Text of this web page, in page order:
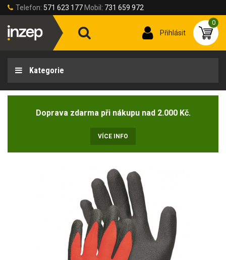
Telefon: 571 623 177 Mobil: 731 659 972
Přihlásit
0
Kategorie
Doprava zdarma při nákupu nad 2.000 Kč.
VÍCE INFO